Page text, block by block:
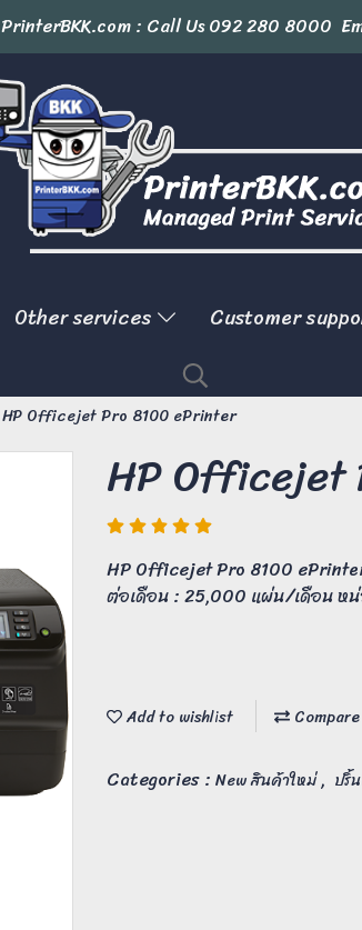
PrinterBKK.com : Call Us092 280 8000
Other services Customer
HP Officejet Pro 8100 ePrinter
HP Officejet
HP Officejet Pro 8100
ต่อเดือน : 25,000 แผ่น/เดือน หน่
Add to wishlist Compare
Categories : New สินค้าใหม่, ปริ้